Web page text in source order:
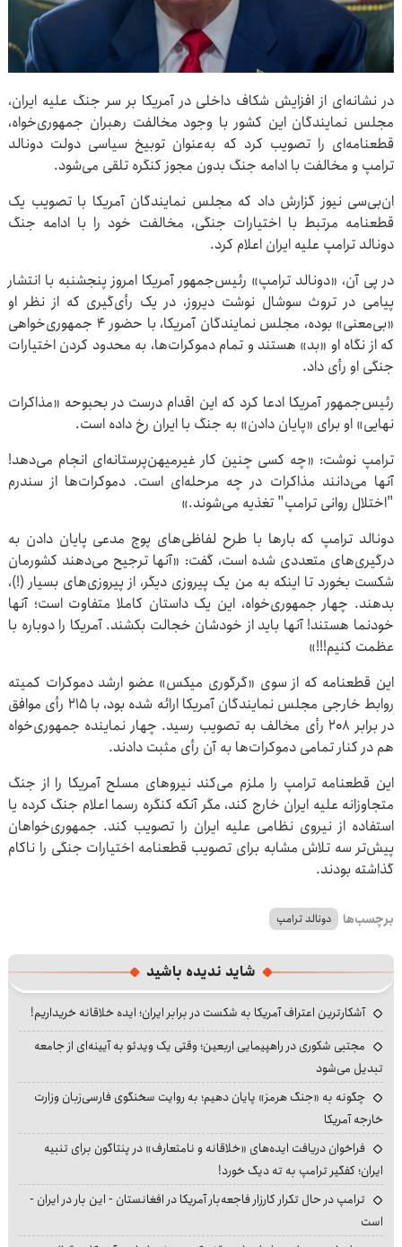
در نشانه‌ای از افزایش شکاف داخلی در آمریکا بر سر جنگ علیه ایران،
مجلس نمایندگان این کشور با وجود مخالفت رهبران جمهوری‌خواه،
قطعنامه‌ای را تصویب کرد که به‌عنوان توبیخ سیاسی دولت دونالد
ترامپ و مخالفت با ادامه جنگ بدون مجوز کنگره تلقی می‌شود.
ان‌بی‌سی نیوز گزارش داد که مجلس نمایندگان آمریکا با تصویب یک
قطعنامه مرتبط با اختیارات جنگی، مخالفت خود را با ادامه جنگ
دونالد ترامپ علیه ایران اعلام کرد.
در پی آن، «دونالد ترامپ» رئیس‌جمهور آمریکا امروز پنجشنبه با انتشار
پیامی در تروث سوشال نوشت دیروز، در یک رأی‌گیری که از نظر او
«بی‌معنی» بوده، مجلس نمایندگان آمریکا، با حضور ۴ جمهوری‌خواهی
که از نگاه او «بد» هستند و تمام دموکرات‌ها، به محدود کردن اختیارات
جنگی او رأی داد.
رئیس‌جمهور آمریکا ادعا کرد که این اقدام درست در بحبوحه «مذاکرات
نهایی» او برای «پایان دادن» به جنگ با ایران رخ داده است.
ترامپ نوشت: «چه کسی چنین کار غیرمیهن‌پرستانه‌ای انجام می‌دهد!
آنها می‌دانند مذاکرات در چه مرحله‌ای است. دموکرات‌ها از سندرم
"اختلال روانی ترامپ" تغذیه می‌شوند.»
دونالد ترامپ که بارها با طرح لفاظی‌های پوچ مدعی پایان دادن به
درگیری‌های متعددی شده است، گفت: «آنها ترجیح می‌دهند کشورمان
شکست بخورد تا اینکه به من یک پیروزی دیگر، از پیروزی‌های بسیار (!)،
بدهند. چهار جمهوری‌خواه، این یک داستان کاملا متفاوت است؛ آنها
خودنما هستند! آنها باید از خودشان خجالت بکشند. آمریکا را دوباره با
عظمت کنیم!!!»
این قطعنامه که از سوی «گرگوری میکس» عضو ارشد دموکرات کمیته
روابط خارجی مجلس نمایندگان آمریکا ارائه شده بود، با ۲۱۵ رأی موافق
در برابر ۲۰۸ رأی مخالف به تصویب رسید. چهار نماینده جمهوری‌خواه
هم در کنار تمامی دموکرات‌ها به آن رأی مثبت دادند.
این قطعنامه ترامپ را ملزم می‌کند نیروهای مسلح آمریکا را از جنگ
متجاوزانه علیه ایران خارج کند، مگر آنکه کنگره رسما اعلام جنگ کرده یا
استفاده از نیروی نظامی علیه ایران را تصویب کند. جمهوری‌خواهان
پیش‌تر سه تلاش مشابه برای تصویب قطعنامه اختیارات جنگی را ناکام
گذاشته بودند.
برچسب‌ها دونالد ترامپ
شاید ندیده باشید
آشکارترین اعتراف آمریکا به شکست در برابر ایران؛ ایده خلاقانه خریداریم!
مجتبی شکوری در راهپیمایی اربعین؛ وقتی یک ویدئو به آیینه‌ای از جامعه
تبدیل می‌شود
چگونه به «جنگ هرمز» پایان دهیم؛ به روایت سخنگوی فارسی‌زبان وزارت
خارجه آمریکا
فراخوان دریافت ایده‌های «خلاقانه و نامتعارف» در پنتاگون برای تنبیه
ایران؛ کفگیر ترامپ به ته دیگ خورد!
ترامپ در حال تکرار کارزار فاجعه‌بار آمریکا در افغانستان - این بار در ایران -
است